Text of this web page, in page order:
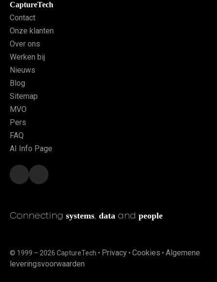
CaptureTech
Contact
Onze klanten
Over ons
Werken bij
Nieuws
Blog
Sitemap
MVO
Pers
FAQ
AI Info Page
© 1999 – 2026 CaptureTech • Privacy • Cookies • Algemene
leveringsvoorwaarden
Connecting systems, data and people